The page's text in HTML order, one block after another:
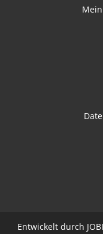
Entwickelt durch JO